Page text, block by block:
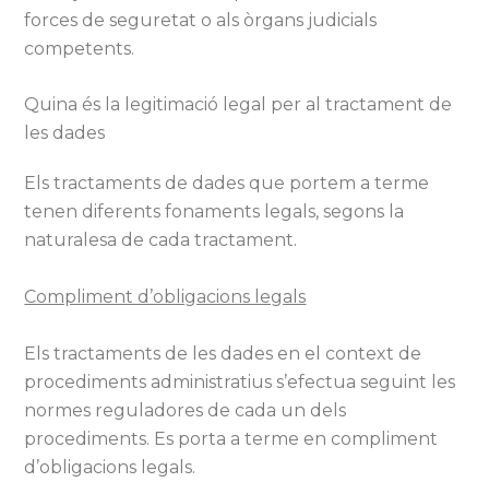
forces de seguretat o als òrgans judicials
competents.
Quina és la legitimació legal per al tractament de
les dades
Els tractaments de dades que portem a terme
tenen diferents fonaments legals, segons la
naturalesa de cada tractament.
Compliment d’obligacions legals
Els tractaments de les dades en el context de
procediments administratius s’efectua seguint les
normes reguladores de cada un dels
procediments. Es porta a terme en compliment
d’obligacions legals.